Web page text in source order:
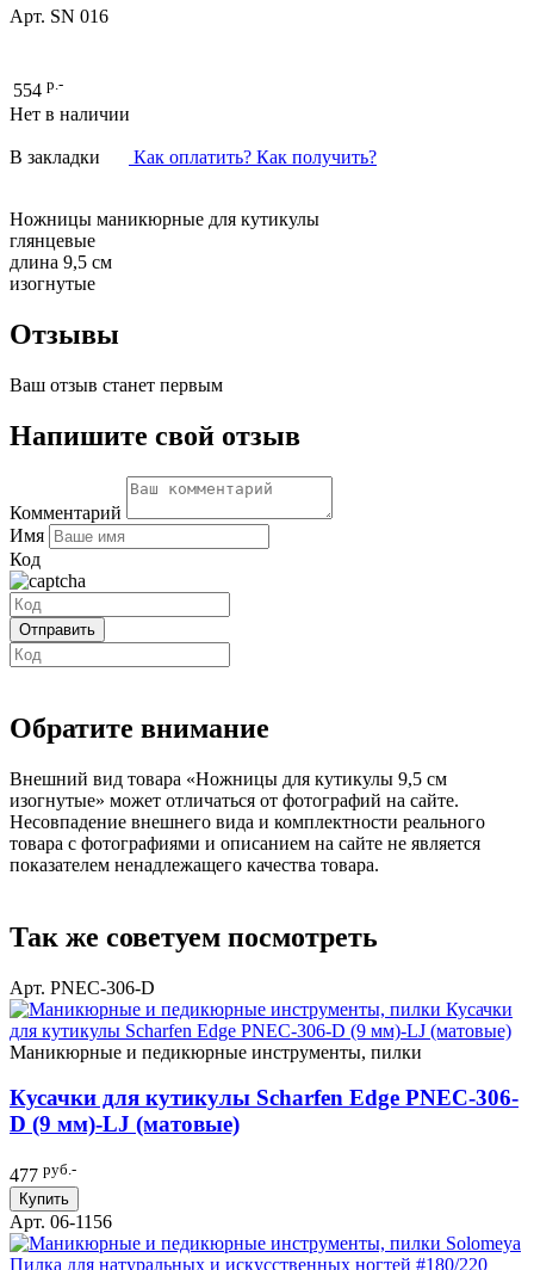
Арт. SN 016
554 р.-
Нет в наличии
В закладки Как оплатить? Как получить?
Ножницы маникюрные для кутикулы
глянцевые
длина 9,5 см
изогнутые
Отзывы
Ваш отзыв станет первым
Напишите свой отзыв
Комментарий
Имя
Код
Обратите внимание
Внешний вид товара «Ножницы для кутикулы 9,5 см
изогнутые» может отличаться от фотографий на сайте.
Несовпадение внешнего вида и комплектности реального
товара с фотографиями и описанием на сайте не является
показателем ненадлежащего качества товара.
Так же советуем посмотреть
Арт. PNEC-306-D
Маникюрные и педикюрные инструменты, пилки
Кусачки для кутикулы Scharfen Edge PNEC-306-
D (9 мм)-LJ (матовые)
477 руб.-
Купить
Арт. 06-1156